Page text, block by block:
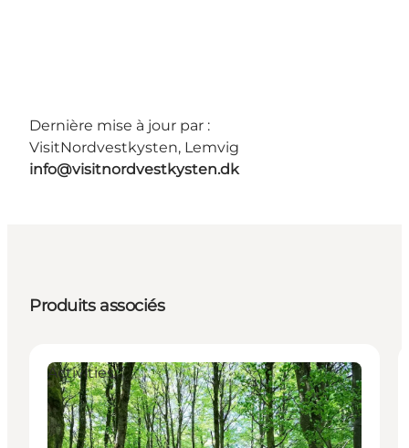
Dernière mise à jour par :
VisitNordvestkysten, Lemvig
info@visitnordvestkysten.dk
Produits associés
Activities